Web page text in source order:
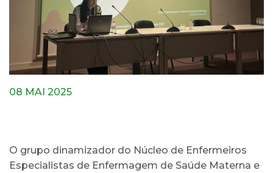
08 MAI 2025
O grupo dinamizador do Núcleo de Enfermeiros
Especialistas de Enfermagem de Saúde Materna e